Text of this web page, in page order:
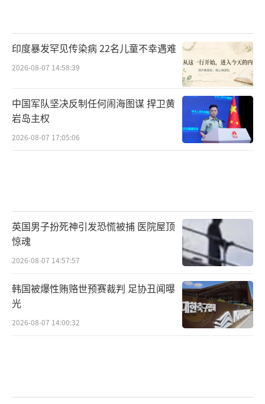
印度暴发罕见传染病 22名儿童不幸遇难
2026-08-07 14:58:39
中国军队坚决反制任何闹海图谋 捍卫黄
岩岛主权
2026-08-07 17:05:06
英国男子扮死神引发恐慌被捕 医院屋顶
惊魂
2026-08-07 14:57:57
韩国被爆性贿赂世预赛裁判 足协丑闻曝
光
2026-08-07 14:00:32